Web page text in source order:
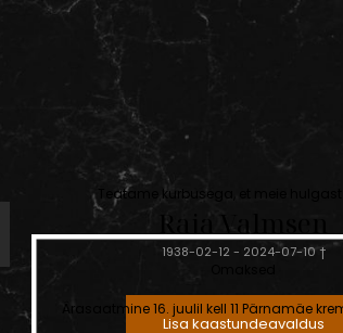
Teatame kurbusega, et meie hulgast
Raja Valmsen
1938-02-12 - 2024-07-10†
Ärasaatmine 16. juulil kell 11 Pärnamäe
Lisa kaastundeavaldus